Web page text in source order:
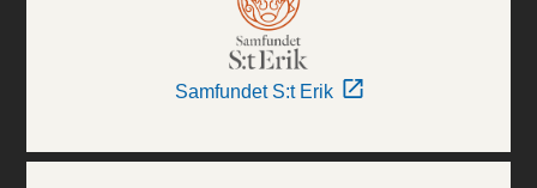
Samfundet S:t Erik